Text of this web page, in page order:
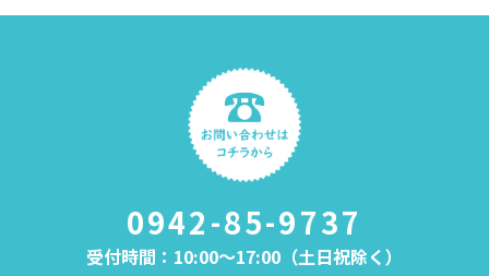
0942-85-9737
受付時間：10:00～17:00（土日祝除く）